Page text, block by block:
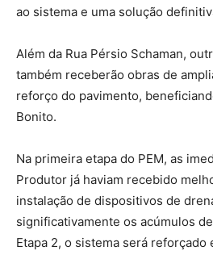
ao sistema e uma solução
Além da Rua Pérsio Schaman,
também receberão obras de
reforço do pavimento,
Bonito.
Na primeira etapa do PEM, as
Produtor já haviam recebido
instalação de dispositivos de
significativamente os acúmulos
Etapa 2, o sistema será reforçado